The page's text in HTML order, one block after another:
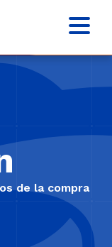
de la compra